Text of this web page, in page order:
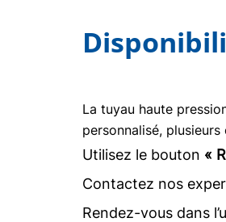
La tuyau haute
personnalisé,
Utilisez le bouton «
Contactez nos
Rendez-vous dans